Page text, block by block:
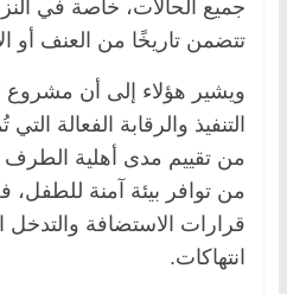
جميع الحالات، خاصة في
تتضمن تاريخًا من العنف أو
ويشير هؤلاء إلى أن مشروع
التنفيذ والرقابة الفعالة
من تقييم مدى أهلية
من توافر بيئة آمنة للطفل،
قرارات الاستضافة
انتهاكات.